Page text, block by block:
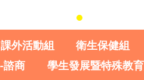
課外活動組 衛生保健組
諮商
學生發展暨特殊教